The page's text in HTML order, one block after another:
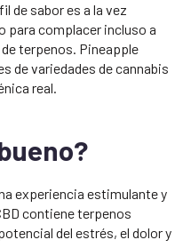
de sabor es a la vez
para complacer incluso a
terpenos. Pineapple
de variedades de cannabis
real.
experiencia estimulante y
contiene terpenos
del estrés, el dolor y